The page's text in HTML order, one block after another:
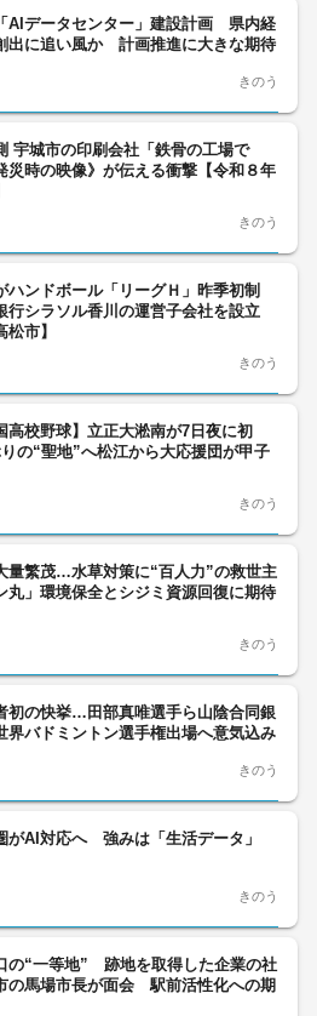
AIデータセンター」建設計画 県内経
出に追い風か 計画推進に大きな期待
きのう
宇城市の印刷会社「鉄骨の工場で
災時の映像》が伝える衝撃【令和８年
きのう
ハンドボール「リーグＨ」昨季初制
行シラソル香川の運営子会社を設立
松市】
きのう
高校野球】立正大淞南が7日夜に初
の“聖地”へ松江から大応援団が甲子
きのう
量繁茂…水草対策に“百人力”の救世主
丸」環境保全とシジミ資源回復に期待
きのう
初の快挙…田部真唯選手ら山陰合同銀
界バドミントン選手権出場へ意気込み
きのう
がAI対応へ 強みは「生活データ」
きのう
の“一等地” 跡地を取得した企業の社
の馬場市長が面会 駅前活性化への期